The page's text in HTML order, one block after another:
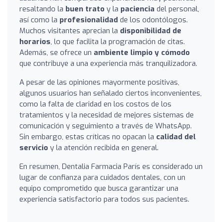
resaltando la buen trato y la paciencia del personal,
así como la profesionalidad de los odontólogos.
Muchos visitantes aprecian la disponibilidad de
horarios, lo que facilita la programación de citas.
Además, se ofrece un ambiente limpio y cómodo
que contribuye a una experiencia más tranquilizadora.
A pesar de las opiniones mayormente positivas,
algunos usuarios han señalado ciertos inconvenientes,
como la falta de claridad en los costos de los
tratamientos y la necesidad de mejores sistemas de
comunicación y seguimiento a través de WhatsApp.
Sin embargo, estas críticas no opacan la calidad del
servicio y la atención recibida en general.
En resumen, Dentalia Farmacia París es considerado un
lugar de confianza para cuidados dentales, con un
equipo comprometido que busca garantizar una
experiencia satisfactorio para todos sus pacientes.